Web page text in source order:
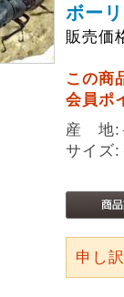
ボー
販売価
この商
会員ポ
産 地:
サイ
申し